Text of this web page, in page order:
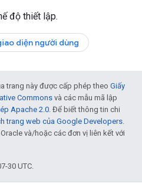
độ thiết lập.
diện người dùng
trang này được cấp phép theo Giấy
Commons và các mẫu mã lập
Apache 2.0. Để biết thông tin chi
trang web của Google Developers.
và/hoặc các đơn vị liên kết với
30 UTC.